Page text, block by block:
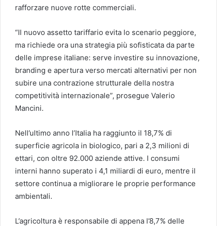
rafforzare nuove rotte commerciali.
“Il nuovo assetto tariffario evita lo scenario peggiore,
ma richiede ora una strategia più sofisticata da parte
delle imprese italiane: serve investire su innovazione,
branding e apertura verso mercati alternativi per non
subire una contrazione strutturale della nostra
competitività internazionale”, prosegue Valerio
Mancini.
Nell’ultimo anno l’Italia ha raggiunto il 18,7% di
superficie agricola in biologico, pari a 2,3 milioni di
ettari, con oltre 92.000 aziende attive. I consumi
interni hanno superato i 4,1 miliardi di euro, mentre il
settore continua a migliorare le proprie performance
ambientali.
L’agricoltura è responsabile di appena l’8,7% delle